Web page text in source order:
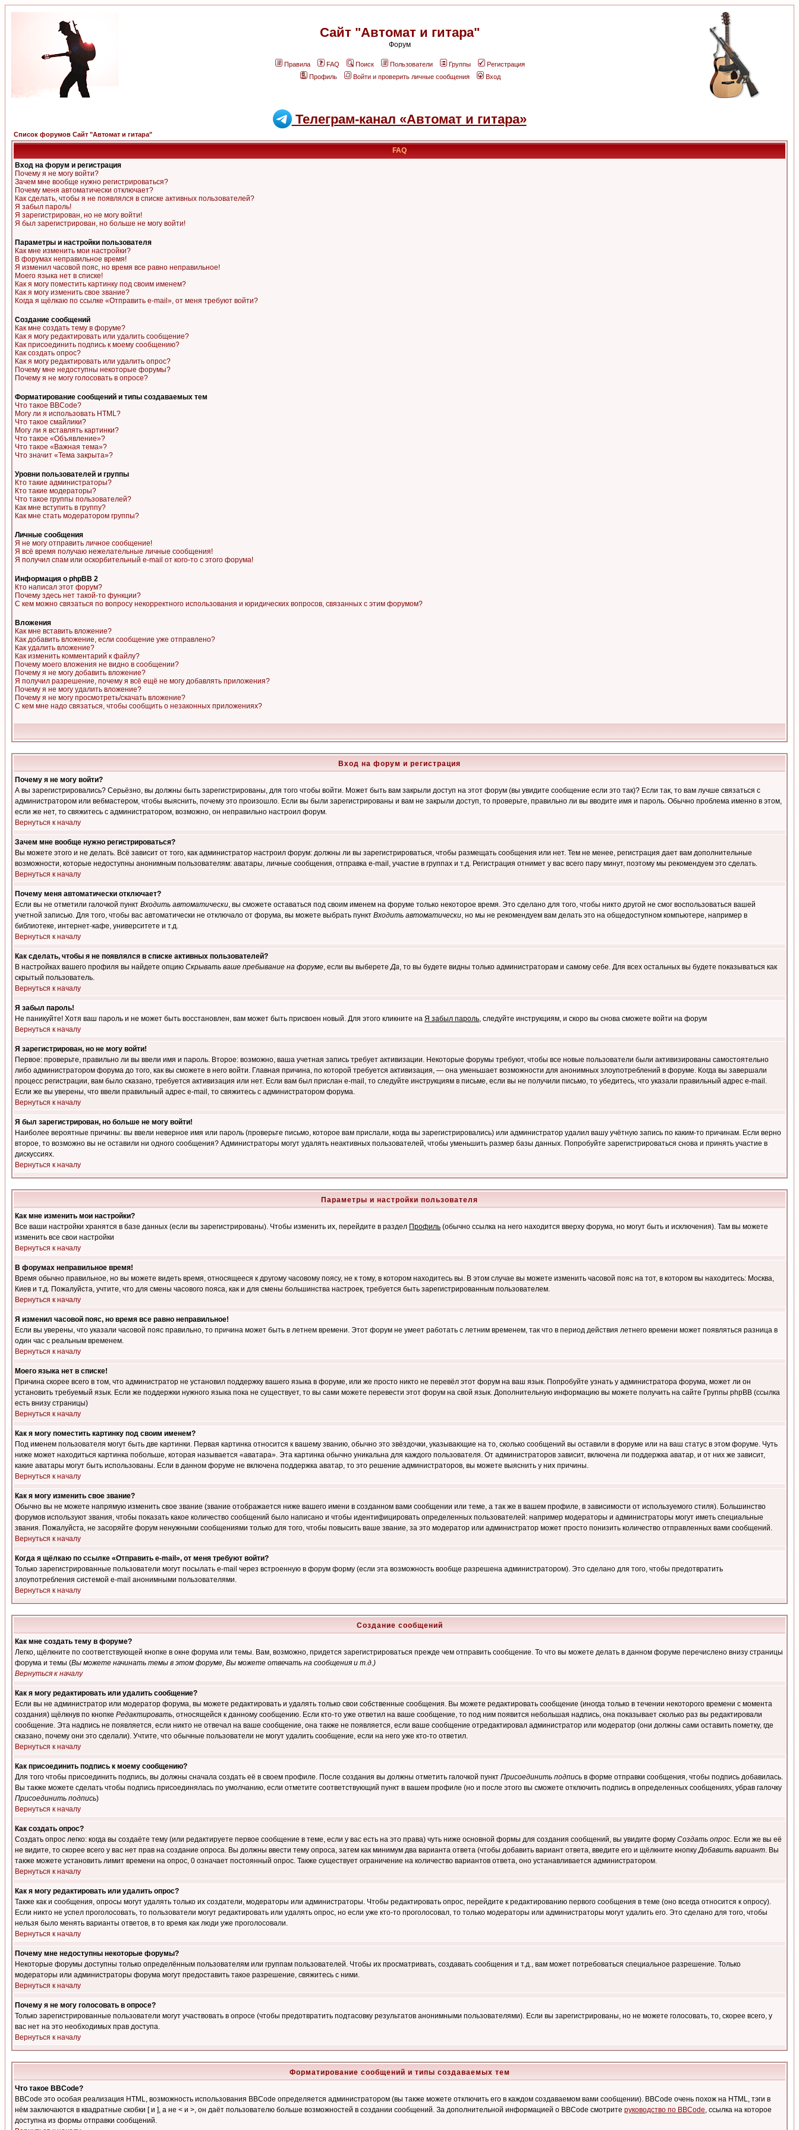
Сайт "Автомат и гитара"
Форум
Правила FAQ Поиск Пользователи Группы
Регистрация
Профиль
Войти и проверить личные сообщения Вход
Телеграм-канал «Автомат и гитара»
Список форумов Сайт "Автомат и гитара"
FAQ
Вход на форум и регистрация
Почему я не могу войти?
Зачем мне вообще нужно регистрироваться?
Почему меня автоматически отключает?
Как сделать, чтобы я не появлялся в списке активных пользователей?
Я забыл пароль!
Я зарегистрирован, но не могу войти!
Я был зарегистрирован, но больше не могу войти!
Параметры и настройки пользователя
Как мне изменить мои настройки?
В форумах неправильное время!
Я изменил часовой пояс, но время все равно неправильное!
Моего языка нет в списке!
Как я могу поместить картинку под своим именем?
Как я могу изменить свое звание?
Когда я щёлкаю по ссылке «Отправить e-mail», от меня требуют войти?
Создание сообщений
Как мне создать тему в форуме?
Как я могу редактировать или удалить сообщение?
Как присоединить подпись к моему сообщению?
Как создать опрос?
Как я могу редактировать или удалить опрос?
Почему мне недоступны некоторые форумы?
Почему я не могу голосовать в опросе?
Форматирование сообщений и типы создаваемых тем
Что такое BBCode?
Могу ли я использовать HTML?
Что такое смайлики?
Могу ли я вставлять картинки?
Что такое «Объявление»?
Что такое «Важная тема»?
Что значит «Тема закрыта»?
Уровни пользователей и группы
Кто такие администраторы?
Кто такие модераторы?
Что такое группы пользователей?
Как мне вступить в группу?
Как мне стать модератором группы?
Личные сообщения
Я не могу отправить личное сообщение!
Я всё время получаю нежелательные личные сообщения!
Я получил спам или оскорбительный e-mail от кого-то с этого форума!
Информация о phpBB 2
Кто написал этот форум?
Почему здесь нет такой-то функции?
С кем можно связаться по вопросу некорректного использования и юридических вопросов, связанных с этим форумом?
Вложения
Как мне вставить вложение?
Как добавить вложение, если сообщение уже отправлено?
Как удалить вложение?
Как изменить комментарий к файлу?
Почему моего вложения не видно в сообщении?
Почему я не могу добавить вложение?
Я получил разрешение, почему я всё ещё не могу добавлять приложения?
Почему я не могу удалить вложение?
Почему я не могу просмотреть/скачать вложение?
С кем мне надо связаться, чтобы сообщить о незаконных приложениях?
Вход на форум и регистрация
Почему я не могу войти?
А вы зарегистрировались? Серьёзно, вы должны быть зарегистрированы, для того чтобы войти. Может быть вам закрыли доступ на этот форум (вы увидите сообщение если это так)? Если так, то вам лучше связаться с
администратором или вебмастером, чтобы выяснить, почему это произошло. Если вы были зарегистрированы и вам не закрыли доступ, то проверьте, правильно ли вы вводите имя и пароль. Обычно проблема именно в этом,
если же нет, то свяжитесь с администратором, возможно, он неправильно настроил форум.
Вернуться к началу
Зачем мне вообще нужно регистрироваться?
Вы можете этого и не делать. Всё зависит от того, как администратор настроил форум: должны ли вы зарегистрироваться, чтобы размещать сообщения или нет. Тем не менее, регистрация дает вам дополнительные
возможности, которые недоступны анонимным пользователям: аватары, личные сообщения, отправка e-mail, участие в группах и т.д. Регистрация отнимет у вас всего пару минут, поэтому мы рекомендуем это сделать.
Вернуться к началу
Почему меня автоматически отключает?
Если вы не отметили галочкой пункт Входить автоматически, вы сможете оставаться под своим именем на форуме только некоторое время. Это сделано для того, чтобы никто другой не смог воспользоваться вашей
учетной записью. Для того, чтобы вас автоматически не отключало от форума, вы можете выбрать пункт Входить автоматически, но мы не рекомендуем вам делать это на общедоступном компьютере, например в
библиотеке, интернет-кафе, университете и т.д.
Вернуться к началу
Как сделать, чтобы я не появлялся в списке активных пользователей?
В настройках вашего профиля вы найдете опцию Скрывать ваше пребывание на форуме, если вы выберетеДа, то вы будете видны только администраторам и самому себе. Для всех остальных вы будете показываться как
скрытый пользователь.
Вернуться к началу
Я забыл пароль!
Не паникуйте! Хотя ваш пароль и не может быть восстановлен, вам может быть присвоен новый. Для этого кликните на Я забыл пароль, следуйте инструкциям, и скоро вы снова сможете войти на форум
Вернуться к началу
Я зарегистрирован, но не могу войти!
Первое: проверьте, правильно ли вы ввели имя и пароль. Второе: возможно, ваша учетная запись требует активизации. Некоторые форумы требуют, чтобы все новые пользователи были активизированы самостоятельно
либо администратором форума до того, как вы сможете в него войти. Главная причина, по которой требуется активизация, — она уменьшает возможности для анонимных злоупотреблений в форуме. Когда вы завершали
процесс регистрации, вам было сказано, требуется активизация или нет. Если вам был прислан e-mail, то следуйте инструкциям в письме, если вы не получили письмо, то убедитесь, что указали правильный адрес e-mail.
Если же вы уверены, что ввели правильный адрес e-mail, то свяжитесь с администратором форума.
Вернуться к началу
Я был зарегистрирован, но больше не могу войти!
Наиболее вероятные причины: вы ввели неверное имя или пароль (проверьте письмо, которое вам прислали, когда вы зарегистрировались) или администратор удалил вашу учётную запись по каким-то причинам. Если верно
второе, то возможно вы не оставили ни одного сообщения? Администраторы могут удалять неактивных пользователей, чтобы уменьшить размер базы данных. Попробуйте зарегистрироваться снова и принять участие в
дискуссиях.
Вернуться к началу
Параметры и настройки пользователя
Как мне изменить мои настройки?
Все ваши настройки хранятся в базе данных (если вы зарегистрированы). Чтобы изменить их, перейдите в раздел Профиль (обычно ссылка на него находится вверху форума, но могут быть и исключения). Там вы можете
изменить все свои настройки
Вернуться к началу
В форумах неправильное время!
Время обычно правильное, но вы можете видеть время, относящееся к другому часовому поясу, не к тому, в котором находитесь вы. В этом случае вы можете изменить часовой пояс на тот, в котором вы находитесь: Москва,
Киев и т.д. Пожалуйста, учтите, что для смены часового пояса, как и для смены большинства настроек, требуется быть зарегистрированным пользователем.
Вернуться к началу
Я изменил часовой пояс, но время все равно неправильное!
Если вы уверены, что указали часовой пояс правильно, то причина может быть в летнем времени. Этот форум не умеет работать с летним временем, так что в период действия летнего времени может появляться разница в
один час с реальным временем.
Вернуться к началу
Моего языка нет в списке!
Причина скорее всего в том, что администратор не установил поддержку вашего языка в форуме, или же просто никто не перевёл этот форум на ваш язык. Попробуйте узнать у администратора форума, может ли он
установить требуемый язык. Если же поддержки нужного языка пока не существует, то вы сами можете перевести этот форум на свой язык. Дополнительную информацию вы можете получить на сайте Группы phpBB (ссылка
есть внизу страницы)
Вернуться к началу
Как я могу поместить картинку под своим именем?
Под именем пользователя могут быть две картинки. Первая картинка относится к вашему званию, обычно это звёздочки, указывающие на то, сколько сообщений вы оставили в форуме или на ваш статус в этом форуме. Чуть
ниже может находиться картинка побольше, которая называется «аватара». Эта картинка обычно уникальна для каждого пользователя. От администраторов зависит, включена ли поддержка аватар, и от них же зависит,
какие аватары могут быть использованы. Если в данном форуме не включена поддержка аватар, то это решение администраторов, вы можете выяснить у них причины.
Вернуться к началу
Как я могу изменить свое звание?
Обычно вы не можете напрямую изменить свое звание (звание отображается ниже вашего имени в созданном вами сообщении или теме, а так же в вашем профиле, в зависимости от используемого стиля). Большинство
форумов используют звания, чтобы показать какое количество сообщений было написано и чтобы идентифицировать определенных пользователей: например модераторы и администраторы могут иметь специальные
звания. Пожалуйста, не засоряйте форум ненужными сообщениями только для того, чтобы повысить ваше звание, за это модератор или администратор может просто понизить количество отправленных вами сообщений.
Вернуться к началу
Когда я щёлкаю по ссылке «Отправить e-mail», от меня требуют войти?
Только зарегистрированные пользователи могут посылать e-mail через встроенную в форум форму (если эта возможность вообще разрешена администратором). Это сделано для того, чтобы предотвратить
злоупотребления системой e-mail анонимными пользователями.
Вернуться к началу
Создание сообщений
Как мне создать тему в форуме?
Легко, щёлкните по соответствующей кнопке в окне форума или темы. Вам, возможно, придется зарегистрироваться прежде чем отправить сообщение. То что вы можете делать в данном форуме перечислено внизу страницы
форума и темы (Вы можете начинать темы в этом форуме, Вы можете отвечать на сообщения и т.д.)
Вернуться к началу
Как я могу редактировать или удалить сообщение?
Если вы не администратор или модератор форума, вы можете редактировать и удалять только свои собственные сообщения. Вы можете редактировать сообщение (иногда только в течении некоторого времени с момента
создания) щёлкнув по кнопке Редактировать, относящейся к данному сообщению. Если кто-то уже ответил на ваше сообщение, то под ним появится небольшая надпись, она показывает сколько раз вы редактировали
сообщение. Эта надпись не появляется, если никто не отвечал на ваше сообщение, она также не появляется, если ваше сообщение отредактировал администратор или модератор (они должны сами оставить пометку, где
сказано, почему они это сделали). Учтите, что обычные пользователи не могут удалить сообщение, если на него уже кто-то ответил.
Вернуться к началу
Как присоединить подпись к моему сообщению?
Для того чтобы присоединить подпись, вы должны сначала создать её в своем профиле. После создания вы должны отметить галочкой пункт Присоединить подпись в форме отправки сообщения, чтобы подпись добавилась.
Вы также можете сделать чтобы подпись присоединялась по умолчанию, если отметите соответствующий пункт в вашем профиле (но и после этого вы сможете отключить подпись в определенных сообщениях, убрав галочку
Присоединить подпись)
Вернуться к началу
Как создать опрос?
Создать опрос легко: когда вы создаёте тему (или редактируете первое сообщение в теме, если у вас есть на это права) чуть ниже основной формы для создания сообщений, вы увидите форму Создать опрос. Если же вы её
не видите, то скорее всего у вас нет прав на создание опроса. Вы должны ввести тему опроса, затем как минимум два варианта ответа (чтобы добавить вариант ответа, введите его и щёлкните кнопкуДобавить вариант. Вы
также можете установить лимит времени на опрос, 0 означает постоянный опрос. Также существует ограничение на количество вариантов ответа, оно устанавливается администратором.
Вернуться к началу
Как я могу редактировать или удалить опрос?
Также как и сообщения, опросы могут удалять только их создатели, модераторы или администраторы. Чтобы редактировать опрос, перейдите к редактированию первого сообщения в теме (оно всегда относится к опросу).
Если никто не успел проголосовать, то пользователи могут редактировать или удалять опрос, но если уже кто-то проголосовал, то только модераторы или администраторы могут удалить его. Это сделано для того, чтобы
нельзя было менять варианты ответов, в то время как люди уже проголосовали.
Вернуться к началу
Почему мне недоступны некоторые форумы?
Некоторые форумы доступны только определённым пользователям или группам пользователей. Чтобы их просматривать, создавать сообщения и т.д., вам может потребоваться специальное разрешение. Только
модераторы или администраторы форума могут предоставить такое разрешение, свяжитесь с ними.
Вернуться к началу
Почему я не могу голосовать в опросе?
Только зарегистрированные пользователи могут участвовать в опросе (чтобы предотвратить подтасовку результатов анонимными пользователями). Если вы зарегистрированы, но не можете голосовать, то, скорее всего, у
вас нет на это необходимых прав доступа.
Вернуться к началу
Форматирование сообщений и типы создаваемых тем
Что такое BBCode?
BBCode это особая реализация HTML, возможность использования BBCode определяется администратором (вы также можете отключить его в каждом создаваемом вами сообщении). BBCode очень похож на HTML, тэги в
нём заключаются в квадратные скобки [ и ], а не < и >, он даёт пользователю больше возможностей в создании сообщений. За дополнительной информацией о BBCode смотрите руководство по BBCode, ссылка на которое
доступна из формы отправки сообщений.